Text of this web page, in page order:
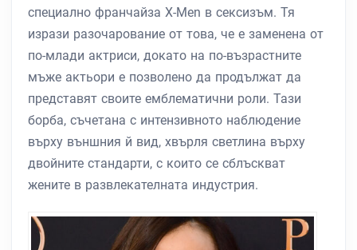
специално франчайза X-Men в сексизъм. Тя
изрази разочарование от това, че е заменена от
по-млади актриси, докато на по-възрастните
мъже актьори е позволено да продължат да
представят своите емблематични роли. Тази
борба, съчетана с интензивното наблюдение
върху външния й вид, хвърля светлина върху
двойните стандарти, с които се сблъскват
жените в развлекателната индустрия.